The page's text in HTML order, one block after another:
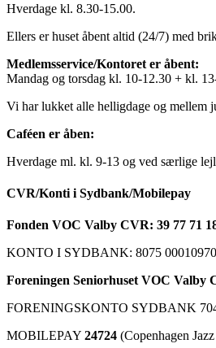
Hverdage kl. 8.30-15.00.
Ellers er huset åbent altid (24/7) med
Medlemsservice/Kontoret er åbent:
Mandag og torsdag kl. 10-12.30 + kl.
Vi har lukket alle helligdage og mellem
Caféen er åben:
Hverdage ml. kl. 9-13 og ved særlige
CVR/Konti i Sydbank/Mobilepay
Fonden VOC Valby CVR: 39 77 71
KONTO I SYDBANK: 8075
Foreningen Seniorhuset VOC Valby
FORENINGSKONTO SYDBANK
MOBILEPAY 24724 (Copenhagen